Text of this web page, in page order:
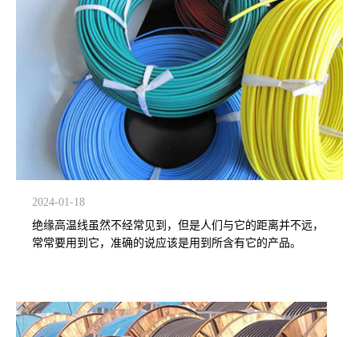
2024-01-18
绝缘高温线虽然不经常见到，但是人们与它的距离并不远，
常常要用到它，准确的说应该是用到所含有它的产品。